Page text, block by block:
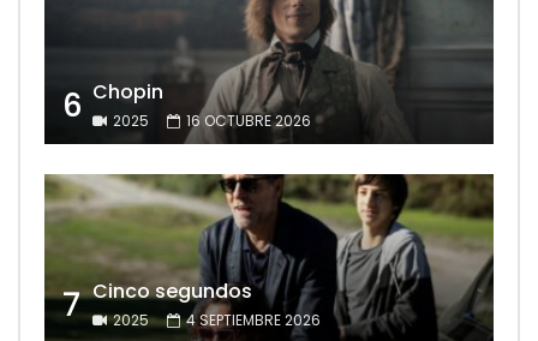
6 Chopin
2025 16 OCTUBRE 2026
7 Cinco segundos
2025 4 SEPTIEMBRE 2026